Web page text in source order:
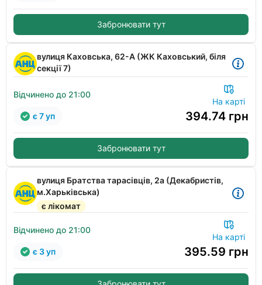
Забронювати тут
вулиця Каховська, 62-А (ЖК Каховський, біля
секції 7)
Відчинено до 21:00
На карті
394.74 грн
є 7 уп
Забронювати тут
вулиця Братства тарасівців, 2а (Декабристів,
м.Харьківська)
є лікомат
Відчинено до 21:00
На карті
395.59 грн
є 3 уп